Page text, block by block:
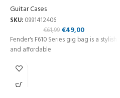
Guitar Cases
SKU: 0991412406
€61,99 €49,00
Fender's F610 Series gig bag is a stylish
and affordable